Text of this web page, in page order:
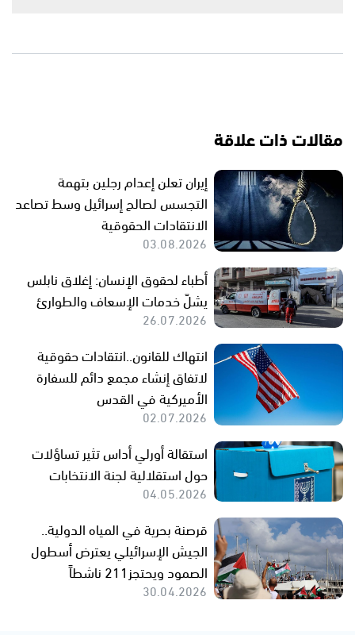
مقالات ذات علاقة
إيران تعلن إعدام رجلين بتهمة
التجسس لصالح إسرائيل وسط تصاعد
الانتقادات الحقوقية
03.08.2026
أطباء لحقوق الإنسان: إغلاق نابلس
يشلّ خدمات الإسعاف والطوارئ
26.07.2026
انتهاك للقانون..انتقادات حقوقية
لاتفاق إنشاء مجمع دائم للسفارة
الأميركية في القدس
02.07.2026
استقالة أورلي أداس تثير تساؤلات
حول استقلالية لجنة الانتخابات
04.05.2026
قرصنة بحرية في المياه الدولية..
الجيش الإسرائيلي يعترض أسطول
الصمود ويحتجز211 ناشطاً
30.04.2026